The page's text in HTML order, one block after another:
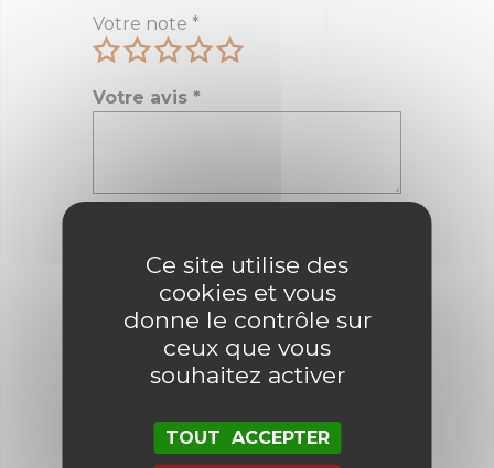
Votre note *
Votre avis *
E-mail
et mon site dans le navigateur
pour mon prochain commentaire.
Ce site utilise des
cookies et vous
donne le contrôle sur
ceux que vous
souhaitez activer
TOUT ACCEPTER